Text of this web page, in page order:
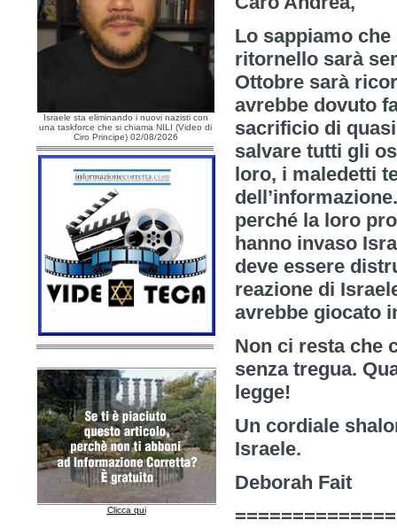
Israele sta eliminando i nuovi nazisti con
una taskforce che si chiama NILI (Video di
Ciro Principe) 02/08/2026
Clicca qui
Lo sappiamo
ritornello sarà
Ottobre sarà
avrebbe dovuto
sacrificio di
salvare tutti gli
loro, i maledetti
perché la loro
hanno invaso
deve essere
reazione di
avrebbe giocato
Non ci resta che
senza tregua.
legge!
Un cordiale
Israele.
Deborah Fait